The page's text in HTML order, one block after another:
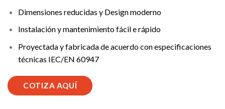
Dimensiones reducidas y Design moderno
Instalación y mantenimiento fácil e rápido
Proyectada y fabricada de acuerdo con especificaciones
técnicas IEC/EN 60947
COTIZA AQUÍ